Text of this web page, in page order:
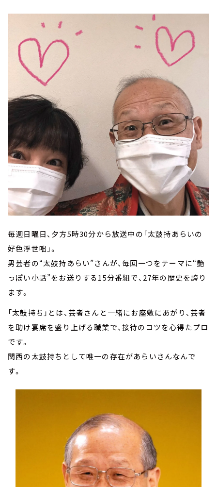
毎週日曜日、夕方5時30分から放送中の「太鼓持あらいの
好色浮世咄」。
男芸者の“太鼓持あらい”さんが、毎回一つをテーマに“艶
っぽい小話”をお送りする15分番組で、27年の歴史を誇り
ます。
「太鼓持ち」とは、芸者さんと一緒にお座敷にあがり、芸者
を助け宴席を盛り上げる職業で、接待のコツを心得たプロ
です。
関西の太鼓持ちとして唯一の存在があらいさんなんで
す。